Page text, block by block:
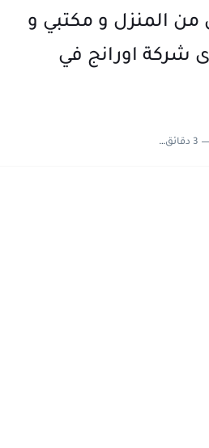
المنزل و مكتبي و
شركة اورانج في
3 دقائق للقراءة